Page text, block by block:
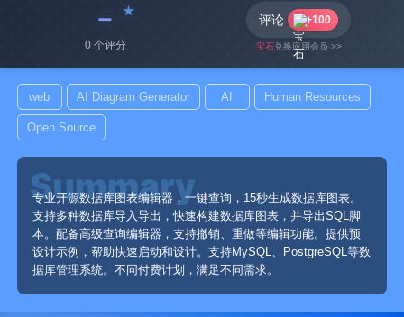
﹣
0 个评分
评论 +100
宝石兑换应用会员 >>
web AI Diagram Generator AI Human Resources
Open Source
专业开源数据库图表编辑器，一键查询，15秒生成数据库图表。
支持多种数据库导入导出，快速构建数据库图表，并导出SQL脚
本。配备高级查询编辑器，支持撤销、重做等编辑功能。提供预
设计示例，帮助快速启动和设计。支持MySQL、PostgreSQL等数
据库管理系统。不同付费计划，满足不同需求。